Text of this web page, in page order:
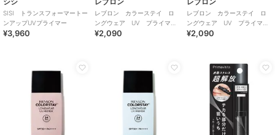
SISI トランスフォーマートー
ンアップUVプライマー
¥3,960
レブロン カラーステイ ロ
ングウェア UV プライマ
ー 004
¥2,090
レブロン カラーステイ ロ
ングウェア UV プライマ
ー 002
¥2,090